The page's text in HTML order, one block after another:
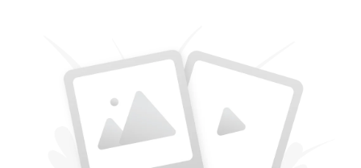
SUPLIMENTE HORMONALE
SUPLIMENTE CARDIO VASCULARE
SUPLIMENTE
HEPATOPROTECTOARE-BILA
SUPLIMENTE MEMORIE SI